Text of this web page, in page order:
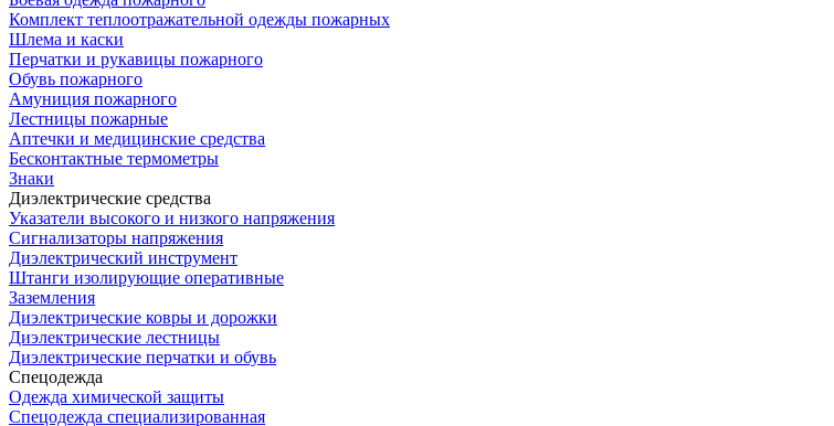
Комплект теплоотражательной одежды пожарных
Шлема и каски
Перчатки и рукавицы пожарного
Обувь пожарного
Амуниция пожарного
Лестницы пожарные
Аптечки и медицинские средства
Бесконтактные термометры
Знаки
Диэлектрические средства
Указатели высокого и низкого напряжения
Сигнализаторы напряжения
Диэлектрический инструмент
Штанги изолирующие оперативные
Заземления
Диэлектрические ковры и дорожки
Диэлектрические лестницы
Диэлектрические перчатки и обувь
Спецодежда
Одежда химической защиты
Спецодежда специализированная